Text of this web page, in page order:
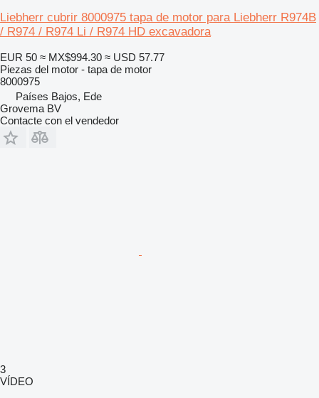
Liebherr cubrir 8000975 tapa de motor para Liebherr R974B
/ R974 / R974 Li / R974 HD excavadora
EUR 50 ≈ MX$994.30 ≈ USD 57.77
Piezas del motor - tapa de motor
8000975
Países Bajos, Ede
Grovema BV
Contacte con el vendedor
3
VÍDEO